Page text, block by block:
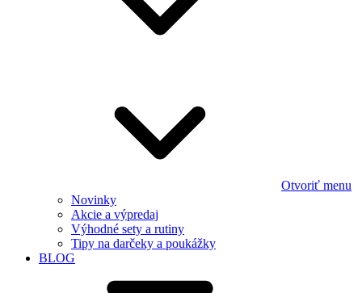
Otvoriť menu
Novinky
Akcie a výpredaj
Výhodné sety a rutiny
Tipy na darčeky a poukážky
BLOG